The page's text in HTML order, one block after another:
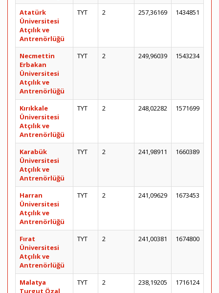
Atatürk
Üniversitesi
Atçılık ve
Antrenörlüğü
TYT 2 257,36169 1434851
Necmettin
Erbakan
Üniversitesi
Atçılık ve
Antrenörlüğü
TYT 2 249,96039 1543234
Kırıkkale
Üniversitesi
Atçılık ve
Antrenörlüğü
TYT 2 248,02282 1571699
Karabük
Üniversitesi
Atçılık ve
Antrenörlüğü
TYT 2 241,98911 1660389
Harran
Üniversitesi
Atçılık ve
Antrenörlüğü
TYT 2 241,09629 1673453
Fırat
Üniversitesi
Atçılık ve
Antrenörlüğü
TYT 2 241,00381 1674800
Malatya
Turgut Özal
TYT 2 238,19205 1716124